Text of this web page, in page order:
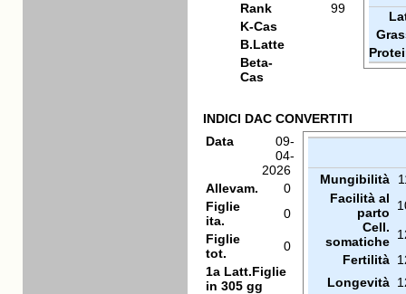
Rank
99
K-Cas
B.Latte
Beta-
Cas
INDICI DAC CONVERTITI
Data
09-
04-
2026
Allevam.
0
Figlie
ita.
0
Figlie
tot.
0
1a Latt.Figlie
in 305 gg
Mungibilità
Facilità al
parto
Cell.
somatiche
Fertilità
Longevità